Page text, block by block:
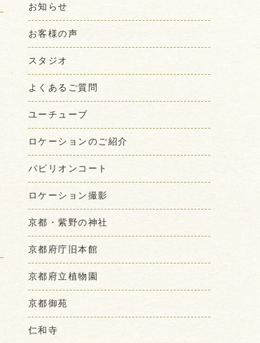
お知らせ
お客様の声
スタジオ
よくあるご質問
ユーチューブ
ロケーションのご紹介
パビリオンコート
ロケーション撮影
京都・紫野の神社
京都府庁旧本館
京都府立植物園
京都御苑
仁和寺